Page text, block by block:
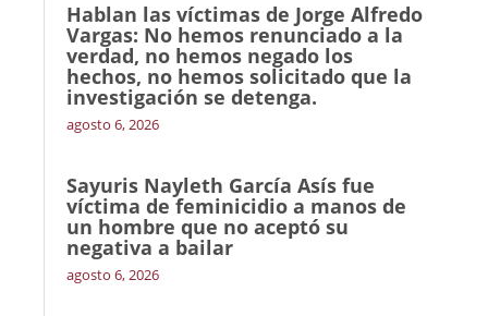
Hablan las víctimas de Jorge Alfredo
Vargas: No hemos renunciado a la
verdad, no hemos negado los
hechos, no hemos solicitado que la
investigación se detenga.
agosto 6, 2026
Sayuris Nayleth García Asís fue
víctima de feminicidio a manos de
un hombre que no aceptó su
negativa a bailar
agosto 6, 2026